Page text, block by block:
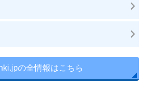
の全情報はこちら